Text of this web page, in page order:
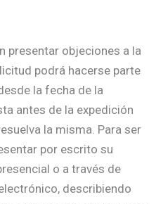
presentar objeciones a la
podrá hacerse parte
la fecha de la
antes de la expedición
la misma. Para ser
por escrito su
o a través de
describiendo